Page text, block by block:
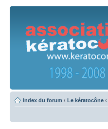
Index du forum ‹ Le kératocône ‹